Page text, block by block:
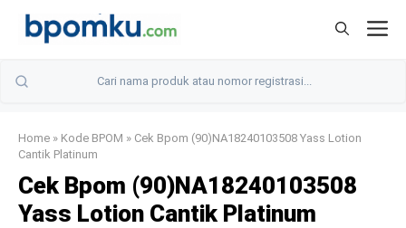
Skip
Home » Kode BPOM » Cek Bpom (90)NA18240103508 Yass Lotion
Cantik Platinum
Cek Bpom (90)NA18240103508
Yass Lotion Cantik Platinum